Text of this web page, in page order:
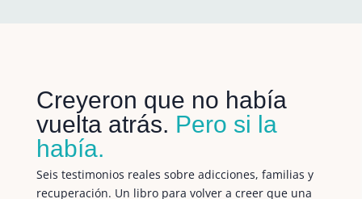
Creyeron que no había
vuelta atrás. Pero si la
había.
Seis testimonios reales sobre adicciones, familias y
recuperación. Un libro para volver a creer que una